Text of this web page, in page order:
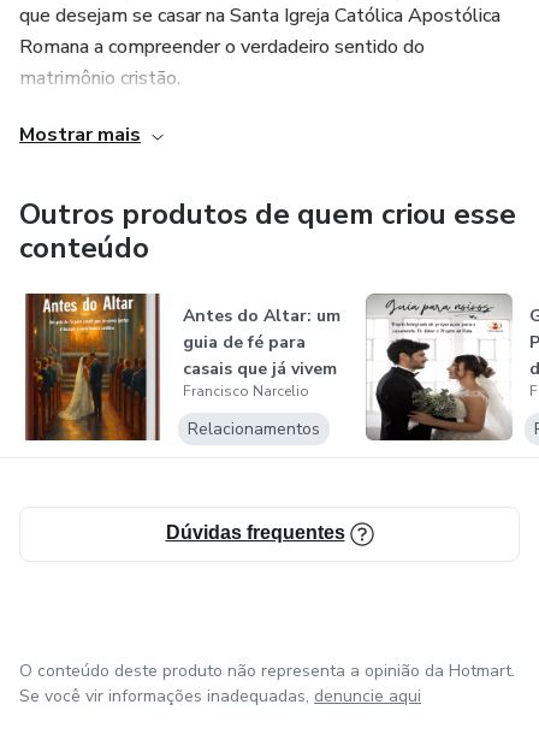
que desejam se casar na Santa Igreja Católica Apostólica
Romana a compreender o verdadeiro sentido do
matrimônio cristão.
Daí brota o impulso que move este livro: o desejo de
enquanto ainda há tempo.
“Será que o casamento é realmente para nós dois?”
“Essa é a pessoa certa para mim?”
“E eu, sou o certo para ela?”
“Como nossos temperamentos se completam — ou se
A missão de Francisco é despertar essa reflexão antes que
seja tarde. Porque, como ele mesmo costuma dizer:
Mostrar mais
Outros produtos de quem criou esse
conteúdo
Antes do Altar: um
guia de fé para
casais que já vivem
junto...
Francisco Narcelio
Relacionamentos
Dúvidas frequentes
O conteúdo deste produto não representa a opinião da Hotmart.
Se você vir informações inadequadas, denuncie aqui